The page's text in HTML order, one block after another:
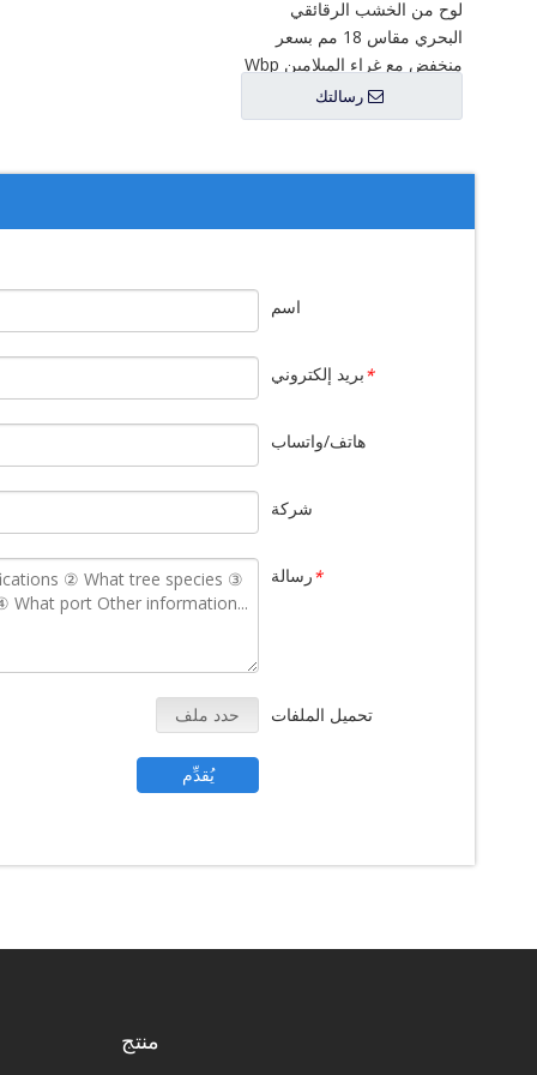
لوح من الخشب الرقائقي
البحري مقاس 18 مم بسعر
منخفض مع غراء الميلامين Wbp
رسالتك
اسم
*بريد إلكتروني
هاتف/واتساب
شركة
*رسالة
تحميل الملفات حدد ملف
يُقدِّم
منتج